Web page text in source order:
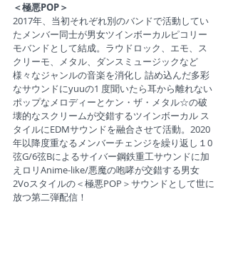
＜極悪POP＞
2017年、当初それぞれ別のバンドで活動してい
たメンバー同士が男女ツインボーカルピコリー
モバンドとして結成。ラウドロック、エモ、ス
クリーモ、メタル、ダンスミュージックなど
様々なジャンルの音楽を消化し 詰め込んだ多彩
なサウンドにyuuの1 度聞いたら耳から離れない
ポップなメロディーとケン・ザ・メタル☆の破
壊的なスクリームが交錯するツインボーカル ス
タイルにEDMサウンドを融合させて活動。2020
年以降度重なるメンバーチェンジを繰り返し１0
弦G/6弦Bによるサイバー鋼鉄重工サウンドに加
えロリAnime-like/悪魔の咆哮が交錯する男女
2Voスタイルの＜極悪POP＞サウンドとして世に
放つ第二弾配信！